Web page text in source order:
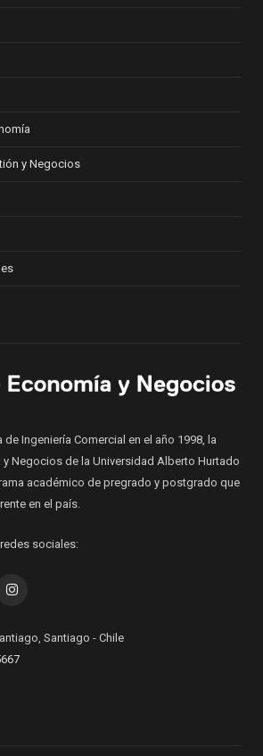
y Negocios
Ingeniería Comercial en el año 1998, la
Negocios de la Universidad Alberto Hurtado
académico de pregrado y postgrado que
en el país.
sociales:
Instagram
Santiago - Chile